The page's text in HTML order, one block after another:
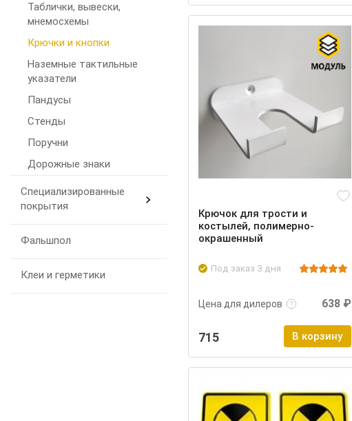
Таблички, вывески,
мнемосхемы
Крючки и кнопки
Наземные тактильные
указатели
Пандусы
Стенды
Поручни
Дорожные знаки
Специализированные
покрытия
Фальшпол
Клеи и герметики
Крючок для трости и
костылей, полимерно-
окрашенный
Под заказ 3 дня
Цена для дилеров
Подробнее Войти
638 ₽
715 В корзину